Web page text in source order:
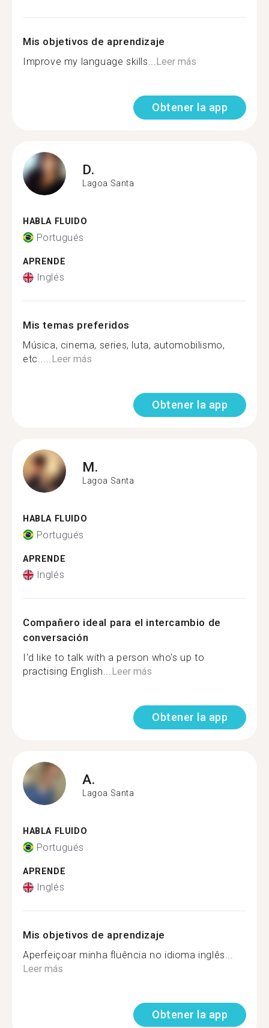
Mis objetivos de aprendizaje
Improve my language skills...Leer más
Obtener la app
D.
Lagoa Santa
HABLA FLUIDO
Portugués
APRENDE
Inglés
Mis temas preferidos
Música, cinema, series, luta, automobilismo,
etc.....Leer más
Obtener la app
M.
Lagoa Santa
HABLA FLUIDO
Portugués
APRENDE
Inglés
Compañero ideal para el intercambio de
conversación
I'd like to talk with a person who's up to
practising English...Leer más
Obtener la app
A.
Lagoa Santa
HABLA FLUIDO
Portugués
APRENDE
Inglés
Mis objetivos de aprendizaje
Aperfeiçoar minha fluência no idioma inglês...
Leer más
Obtener la app